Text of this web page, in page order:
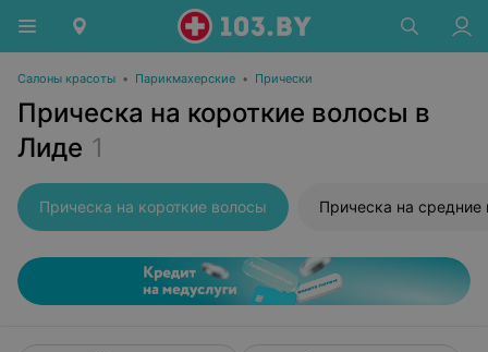
Салоны красоты • Парикмахерские • Прически
Прическа на короткие волосы в
Лиде 1
Прическа на короткие волосы Прическа на средние